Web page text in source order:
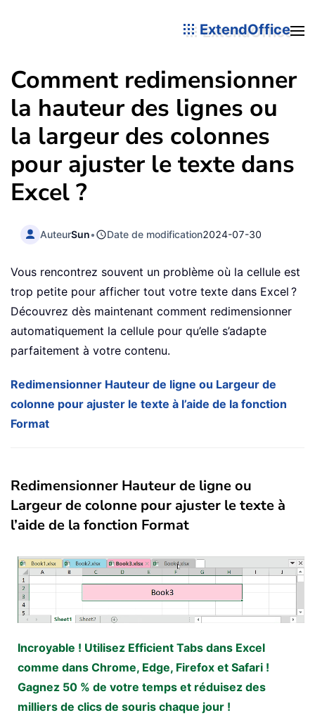
ExtendOffice
Comment redimensionner
la hauteur des lignes ou
la largeur des colonnes
pour ajuster le texte dans
Excel ?
AuteurSun• Date de modification2024-07-30
Vous rencontrez souvent un problème où la cellule est
trop petite pour afficher tout votre texte dans Excel ?
Découvrez dès maintenant comment redimensionner
automatiquement la cellule pour qu’elle s’adapte
parfaitement à votre contenu.
Redimensionner Hauteur de ligne ou Largeur de
colonne pour ajuster le texte à l’aide de la fonction
Format
Redimensionner Hauteur de ligne ou
Largeur de colonne pour ajuster le texte à
l’aide de la fonction Format
Incroyable ! Utilisez Efficient Tabs dans Excel
comme dans Chrome, Edge, Firefox et Safari !
Gagnez 50 % de votre temps et réduisez des
milliers de clics de souris chaque jour !